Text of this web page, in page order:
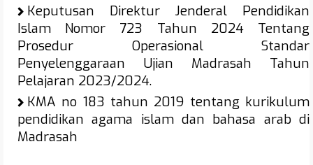
Keputusan Direktur Jenderal Pendidikan
Islam Nomor 723 Tahun 2024 Tentang
Prosedur Operasional Standar
Penyelenggaraan Ujian Madrasah Tahun
Pelajaran 2023/2024.
KMA no 183 tahun 2019 tentang kurikulum
pendidikan agama islam dan bahasa arab di
Madrasah